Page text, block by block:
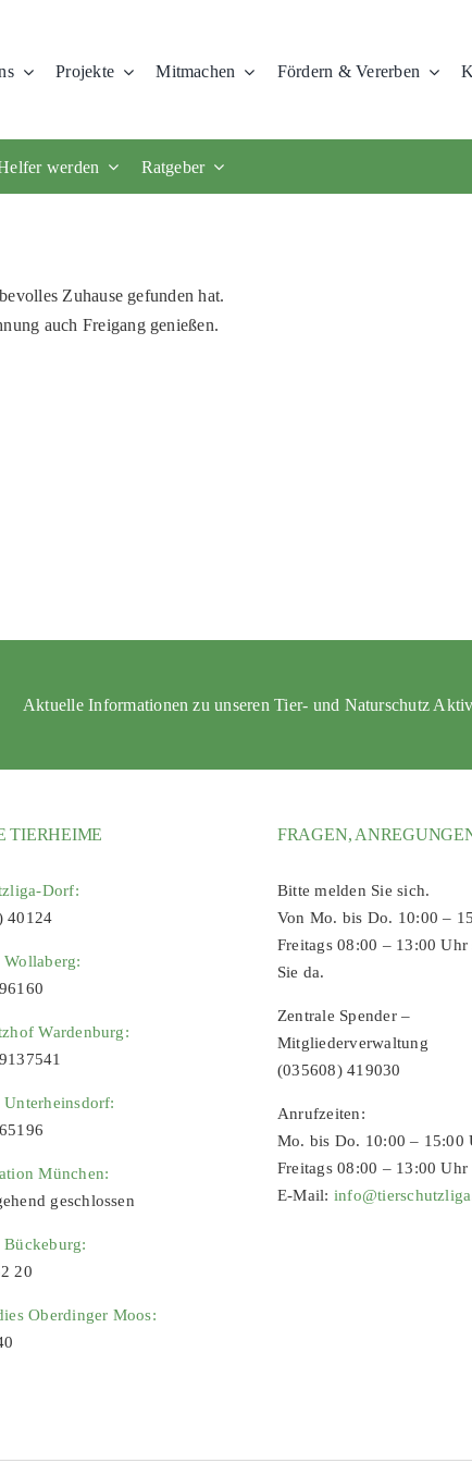
Projekte Mitmachen Fördern & Vererben
werden Ratgeber
Zuhause gefunden hat.
auch Freigang genießen.
Aktuelle Informationen zu unseren Tier- und Naturschutz
TIERHEIME
Dorf:
40124
Wardenburg:
Unterheinsdorf:
München:
geschlossen
Bückeburg:
20
Oberdinger Moos:
FRAGEN,
Bitte melden Sie sich.
Von Mo. bis Do. 10:00 –
Freitags 08:00 – 13:00
Sie da.
Zentrale Spender –
Mitgliederverwaltung
(035608) 419030
Anrufzeiten:
Mo. bis Do. 10:00 – 15:00
Freitags 08:00 – 13:00 Uhr
E-Mail: